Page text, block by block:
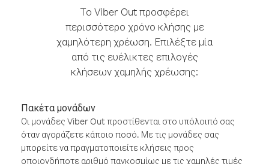
Το Viber Out προσφέρει
περισσότερο χρόνο κλήσης με
χαμηλότερη χρέωση. Επιλέξτε μία
από τις ευέλικτες επιλογές
κλήσεων χαμηλής χρέωσης:
Πακέτα μονάδων
Οι μονάδες Viber Out προστίθενται στο υπόλοιπό σας
όταν αγοράζετε κάποιο ποσό. Με τις μονάδες σας
μπορείτε να πραγματοποιείτε κλήσεις προς
οποιονδήποτε αριθμό παγκοσμίως με τις χαμηλές τιμές